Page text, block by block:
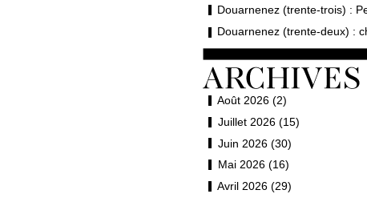
Douarnenez (trente-trois) :
Douarnenez (trente-deux) :
Août 2026 (2)
Juillet 2026 (15)
Juin 2026 (30)
Mai 2026 (16)
Avril 2026 (29)